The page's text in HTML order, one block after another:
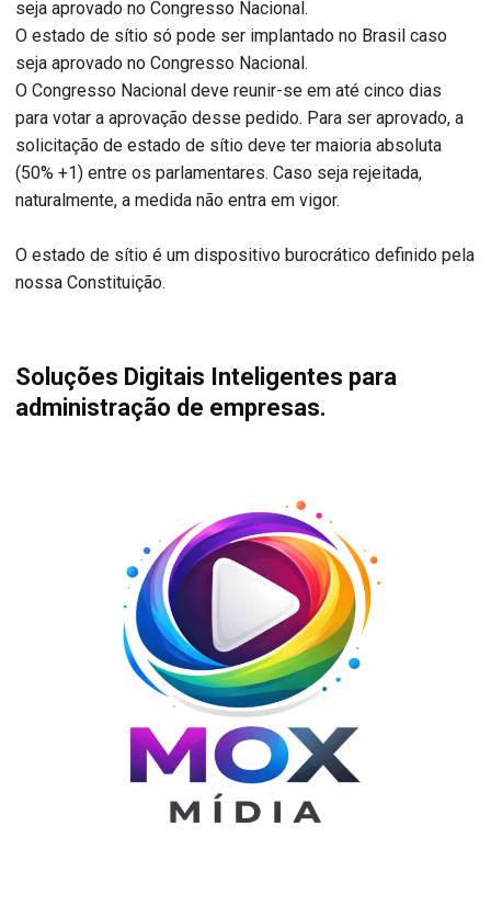
seja aprovado no Congresso Nacional.
O estado de sítio só pode ser implantado no Brasil caso
seja aprovado no Congresso Nacional.
O Congresso Nacional deve reunir-se em até cinco dias
para votar a aprovação desse pedido. Para ser aprovado, a
solicitação de estado de sítio deve ter maioria absoluta
(50% +1) entre os parlamentares. Caso seja rejeitada,
naturalmente, a medida não entra em vigor.
O estado de sítio é um dispositivo burocrático definido pela
nossa Constituição.
Soluções Digitais Inteligentes para
administração de empresas.